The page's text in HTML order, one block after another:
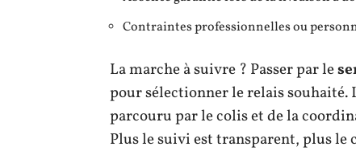
Contraintes professionnelles ou
La marche à suivre ? Passer par le
pour sélectionner le relais
parcouru par le colis et de la
Plus le suivi est transparent, plus le